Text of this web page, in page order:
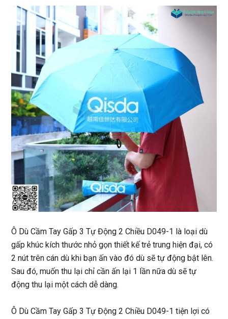
Ô Dù Cầm Tay Gấp 3 Tự Động 2 Chiều D049-1 là loại dù
gấp khúc kích thước nhỏ gọn thiết kế trẻ trung hiện đại, có
2 nút trên cán dù khi bạn ấn vào đó dù sẽ tự động bật lên.
Sau đó, muốn thu lại chỉ cần ấn lại 1 lần nữa dù sẽ tự
động thu lại một cách dễ dàng.
Ô Dù Cầm Tay Gấp 3 Tự Động 2 Chiều D049-1 tiện lợi có